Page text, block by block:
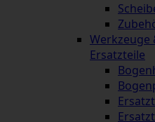
Werkzeuge
Ersatzteile